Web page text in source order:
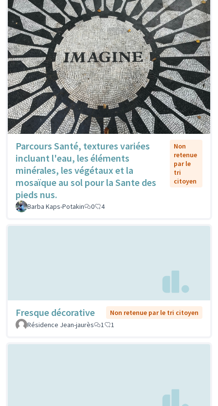
Parcours Santé, textures variées
incluant l'eau, les éléments
minérales, les végétaux et la
mosaïque au sol pour la Sante des
pieds nus.
Non
retenue
par le
tri
citoyen
Barba Kaps-Potakin 0 4
Fresque décorative
Non retenue par le tri citoyen
Résidence Jean-jaurès
1 1